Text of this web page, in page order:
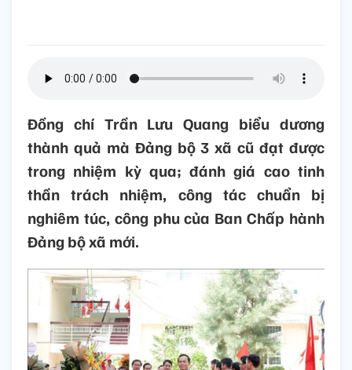
Đồng chí Trần Lưu Quang biểu dương
thành quả mà Đảng bộ 3 xã cũ đạt được
trong nhiệm kỳ qua; đánh giá cao tinh
thần trách nhiệm, công tác chuẩn bị
nghiêm túc, công phu của Ban Chấp hành
Đảng bộ xã mới.